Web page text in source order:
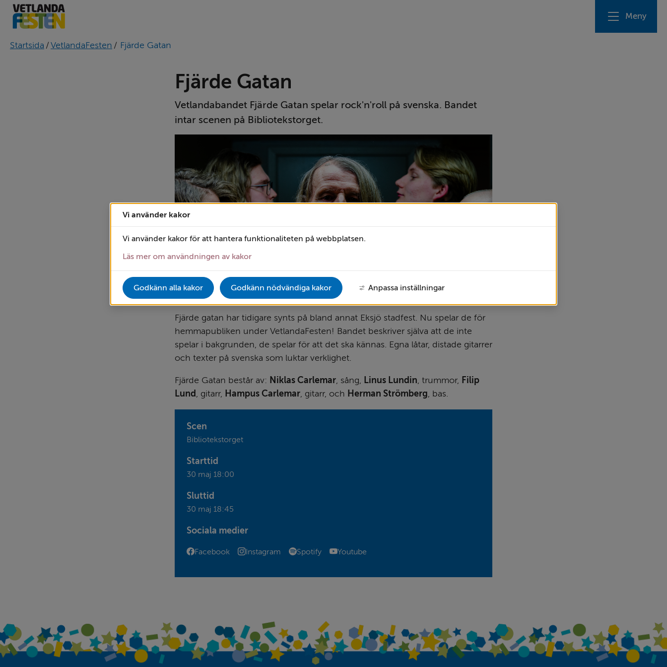
Meny
Startsida / VetlandaFesten / Fjärde Gatan
Fjärde Gatan
Vetlandabandet Fjärde Gatan spelar rock'n'roll på svenska. Bandet
intar scenen på Bibliotekstorget.
Fjärde gatan har tidigare synts på bland annat Eksjö stadfest. Nu spelar de för
hemmapubliken under VetlandaFesten! Bandet beskriver själva att de inte
spelar i bakgrunden, de spelar för att det ska kännas. Egna låtar, distade gitarrer
och texter på svenska som luktar verklighet.
Fjärde Gatan består av: Niklas Carlemar , sång, Linus Lundin , trummor, Filip
Lund
, gitarr, Hampus Carlemar , gitarr, och Herman Strömberg , bas.
Scen
Bibliotekstorget
Starttid
30 maj 18:00
Sluttid
30 maj 18:45
Sociala medier
Facebook
Länk till annan webbplats
Instagram
Länk till annan webbplats
Spotify
Länk till annan webbplats
Youtube
Länk till annan webbplats
Vi använder kakor
Vi använder kakor för att hantera funktionaliteten på webbplatsen.
Läs mer om användningen av kakor
Godkänn alla kakor Godkänn nödvändiga kakor Anpassa inställningar